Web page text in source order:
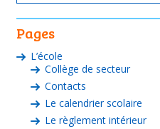
Pages
L’école
Collège de secteur
Contacts
Le calendrier scolaire
Le règlement intérieur